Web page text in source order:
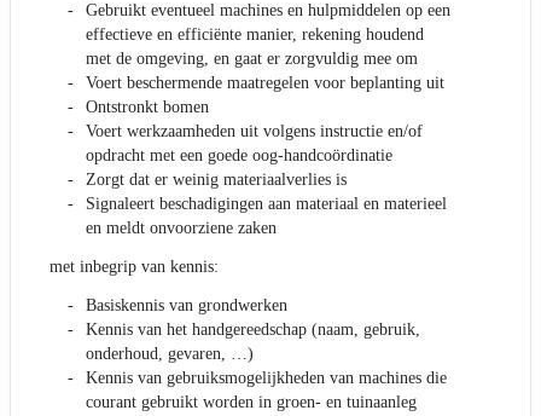
Gebruikt eventueel machines en hulpmiddelen op een
effectieve en efficiënte manier, rekening houdend
met de omgeving, en gaat er zorgvuldig mee om
Voert beschermende maatregelen voor beplanting uit
Ontstronkt bomen
Voert werkzaamheden uit volgens instructie en/of
opdracht met een goede oog-handcoördinatie
Zorgt dat er weinig materiaalverlies is
Signaleert beschadigingen aan materiaal en materieel
en meldt onvoorziene zaken
met inbegrip van kennis:
Basiskennis van grondwerken
Kennis van het handgereedschap (naam, gebruik,
onderhoud, gevaren, …)
Kennis van gebruiksmogelijkheden van machines die
courant gebruikt worden in groen- en tuinaanleg